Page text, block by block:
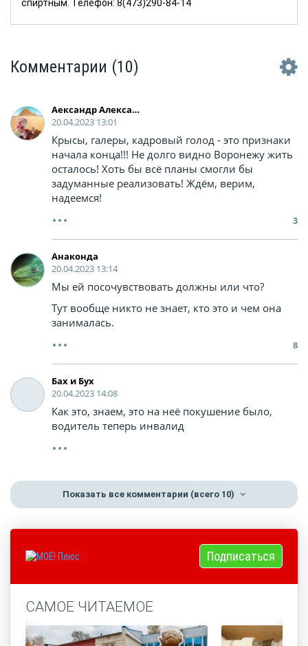
спиртным. Телефон: 8(473)290-84-14
Комментарии (10)
Аександр Александр
20.04.2023 13:01
Крысы, галеры, кадровый голод - это признаки
начала конца!!! Не долго видно Воронежу жить
осталось! Хоть бы всё планы смогли бы
задуманные реализовать! Ждём, верим,
надеемся!
3
Анаконда
20.04.2023 13:14
Мы ей посочувствовать должны или что?
Тут вообще никто не знает, кто это и чем она
занималась.
8
Бах и Бух
20.04.2023 14:08
Как это, знаем, это на неё покушение было,
водитель теперь инвалид
Показать все комментарии (всего 10)
Подписаться
САМОЕ ЧИТАЕМОЕ